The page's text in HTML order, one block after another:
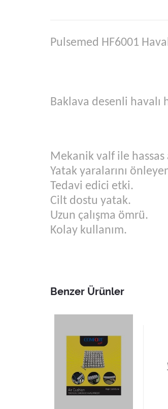
Pulsemed HF6001
Baklava desenli havalı
Mekanik valf ile hassas
Yatak yaralarını
Tedavi edici etki.
Cilt dostu yatak.
Uzun çalışma ömrü.
Kolay kullanım.
Benzer Ürünler